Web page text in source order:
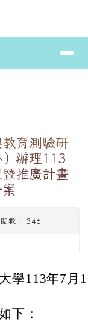
⏸
育測驗研
辦理113
推廣計畫
數： 346
學113年7月
下：